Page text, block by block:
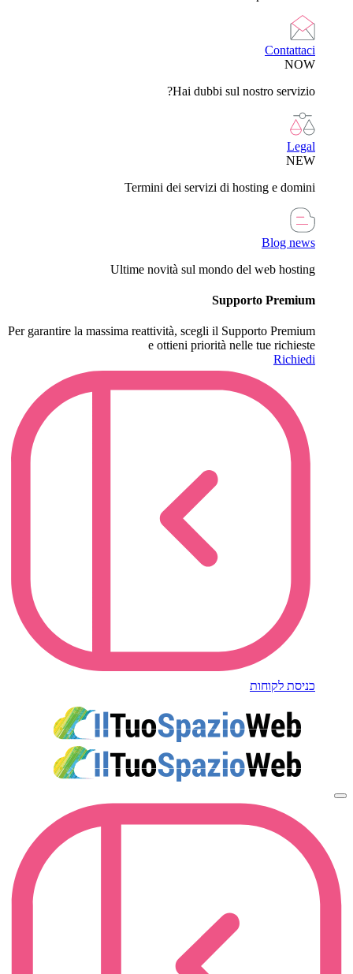
Contattaci
NOW
Hai dubbi sul nostro servizio?
Legal
NEW
Termini dei servizi di hosting e domini
Blog news
Ultime novità sul mondo del web hosting
Supporto Premium
Per garantire la massima reattività, scegli il Supporto Premium
e ottieni priorità nelle tue richieste
Richiedi
כניסת לקוחות